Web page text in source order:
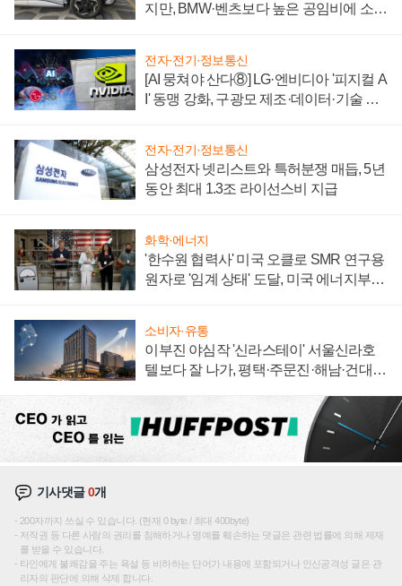
지만, BMW·벤츠보다 높은 공임비에 소비
전자·전기·정보통신
[AI 뭉쳐야 산다⑧] LG·엔비디아 '피지컬 A
I' 동맹 강화, 구광모 제조·데이터·기술 결
전자·전기·정보통신
삼성전자 넷리스트와 특허분쟁 매듭, 5년
동안 최대 1.3조 라이선스비 지급
화학·에너지
'한수원 협력사' 미국 오클로 SMR 연구용
원자로 '임계 상태' 도달, 미국 에너지부
소비자·유통
이부진 야심작 '신라스테이' 서울신라호
텔보다 잘 나가, 평택·주문진·해남·건대로
기사댓글0개
200자까지 쓰실 수 있습니다. (현재 0 byte / 최대 400byte)
저작권 등 다른 사람의 권리를 침해하거나 명예를 훼손하는 댓글은 관련 법률에 의해 제재
를 받을 수 있습니다.
타인에게 불쾌감을 주는 욕설 등 비하하는 단어가 내용에 포함되거나 인신공격성 글은 관
리자의 판단에 의해 삭제 합니다.